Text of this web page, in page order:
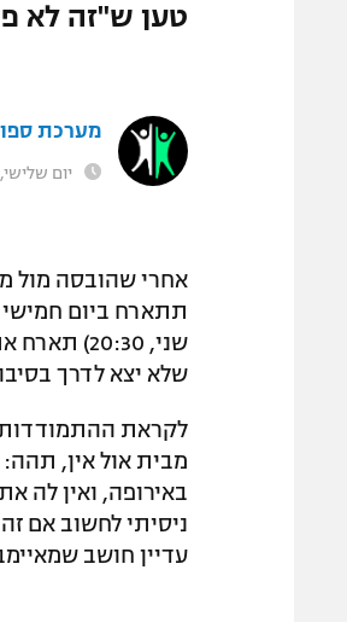
טען ש"זה לא
מערכת
יום שלישי, 09:09, 20.01.26
אחרי שהובסה מול
שני,
שלא יצא לדרך
לקראת ההתמודדות,
מבית אול אין,
באירופה, ואין לה
ניסיתי לחשוב אם
עדיין חושב